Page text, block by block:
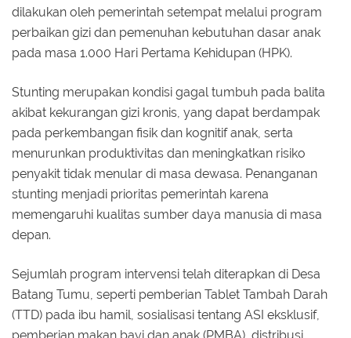
dilakukan oleh pemerintah setempat melalui program
perbaikan gizi dan pemenuhan kebutuhan dasar anak
pada masa 1.000 Hari Pertama Kehidupan (HPK).
Stunting merupakan kondisi gagal tumbuh pada balita
akibat kekurangan gizi kronis, yang dapat berdampak
pada perkembangan fisik dan kognitif anak, serta
menurunkan produktivitas dan meningkatkan risiko
penyakit tidak menular di masa dewasa. Penanganan
stunting menjadi prioritas pemerintah karena
memengaruhi kualitas sumber daya manusia di masa
depan.
Sejumlah program intervensi telah diterapkan di Desa
Batang Tumu, seperti pemberian Tablet Tambah Darah
(TTD) pada ibu hamil, sosialisasi tentang ASI eksklusif,